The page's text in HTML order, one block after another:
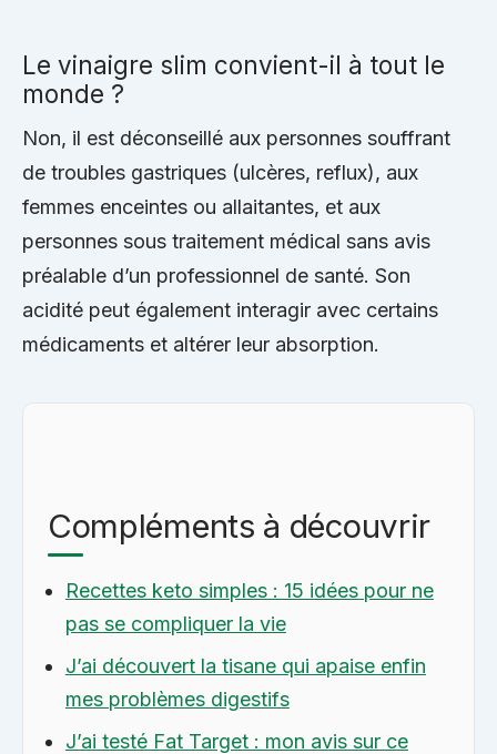
Le vinaigre slim convient-il à tout le
monde ?
Non, il est déconseillé aux personnes souffrant
de troubles gastriques (ulcères, reflux), aux
femmes enceintes ou allaitantes, et aux
personnes sous traitement médical sans avis
préalable d’un professionnel de santé. Son
acidité peut également interagir avec certains
médicaments et altérer leur absorption.
Compléments à découvrir
Recettes keto simples : 15 idées pour ne
pas se compliquer la vie
J’ai découvert la tisane qui apaise enfin
mes problèmes digestifs
J’ai testé Fat Target : mon avis sur ce